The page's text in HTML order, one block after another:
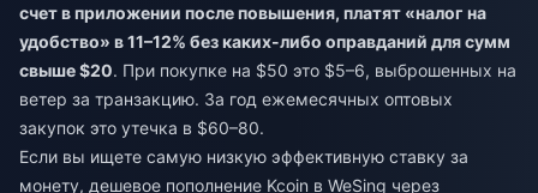
счет в приложении после повышения, платят «налог на
удобство» в 11–12% без каких-либо оправданий для сумм
свыше $20. При покупке на $50 это $5–6, выброшенных на
ветер за транзакцию. За год ежемесячных оптовых
закупок это утечка в $60–80.
Если вы ищете самую низкую эффективную ставку за
монету, дешевое пополнение Kcoin в WeSing через